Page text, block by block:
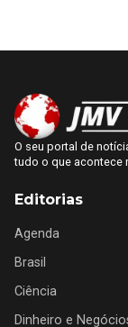
O seu portal de
tudo o que acontece
Editorias
Agenda
Brasil
Ciência
Dinheiro e